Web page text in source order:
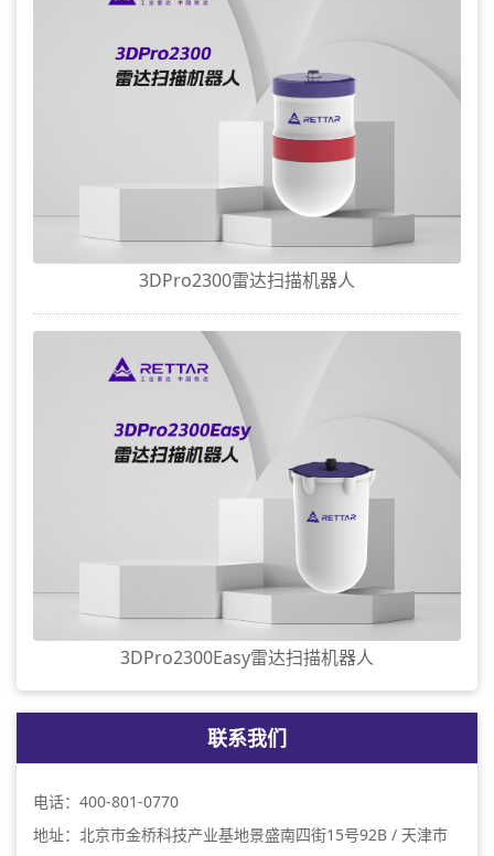
3DPro2300雷达扫描机器人
3DPro2300Easy雷达扫描机器人
联系我们
电话：400-801-0770
地址：北京市金桥科技产业基地景盛南四街15号92B / 天津市